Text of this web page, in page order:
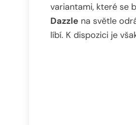
variantami, které se
Dazzle na světle
líbí. K dispozici je